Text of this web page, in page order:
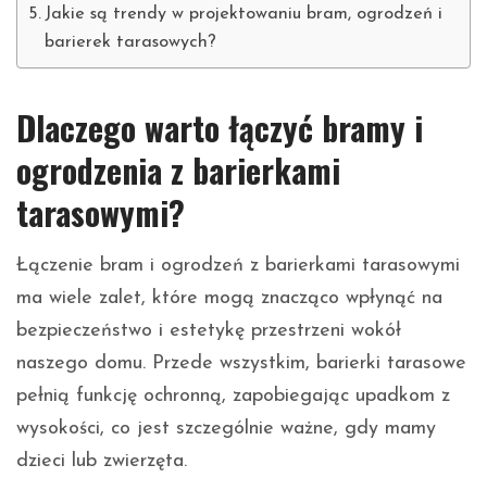
Jakie są trendy w projektowaniu bram, ogrodzeń i
barierek tarasowych?
Dlaczego warto łączyć bramy i
ogrodzenia z barierkami
tarasowymi?
Łączenie bram i ogrodzeń z barierkami tarasowymi
ma wiele zalet, które mogą znacząco wpłynąć na
bezpieczeństwo i estetykę przestrzeni wokół
naszego domu. Przede wszystkim, barierki tarasowe
pełnią funkcję ochronną, zapobiegając upadkom z
wysokości, co jest szczególnie ważne, gdy mamy
dzieci lub zwierzęta.